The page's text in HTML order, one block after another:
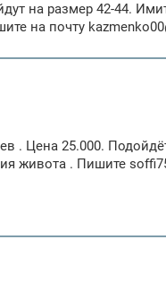
на размер 42-44.
на почту
. Цена 25.000.
живота . Пишите